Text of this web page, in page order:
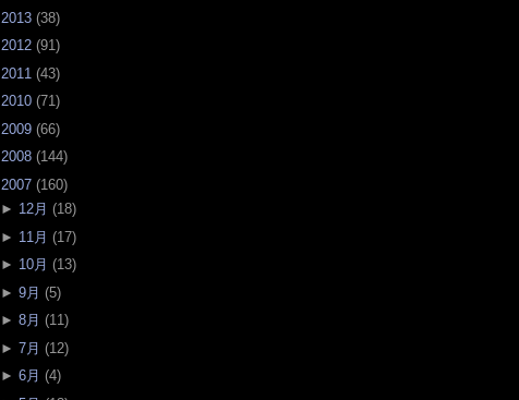
2013 (38)
2012 (91)
2011 (43)
2010 (71)
2009 (66)
2008 (144)
2007 (160)
► 12月 (18)
► 11月 (17)
► 10月 (13)
► 9月 (5)
► 8月 (11)
► 7月 (12)
► 6月 (4)